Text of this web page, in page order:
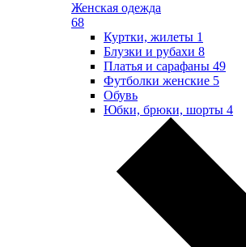
Женская одежда
68
Куртки, жилеты 1
Блузки и рубахи 8
Платья и сарафаны 49
Футболки женские 5
Обувь
Юбки, брюки, шорты 4